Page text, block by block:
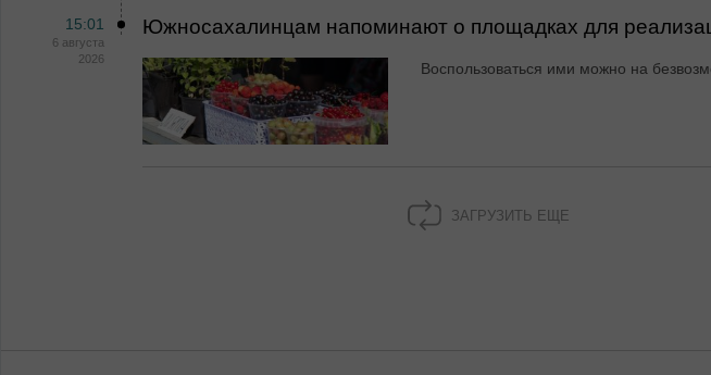
15:01
6 августа
2026
Южносахалинцам напоминают о площадках для
Воспользоваться ими можно на
ЗАГРУЗИТЬ ЕЩЕ